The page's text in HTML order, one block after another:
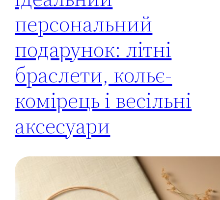
персональний
подарунок: літні
браслети, кольє-
комірець і весільні
аксесуари